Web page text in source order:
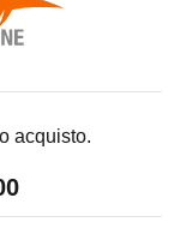
acquisto.